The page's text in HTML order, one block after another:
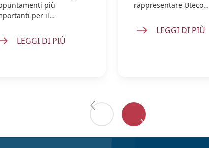
più
per il…
LEGGI DI PIÙ
rappresentare Uteco…
LEGGI DI PIÙ